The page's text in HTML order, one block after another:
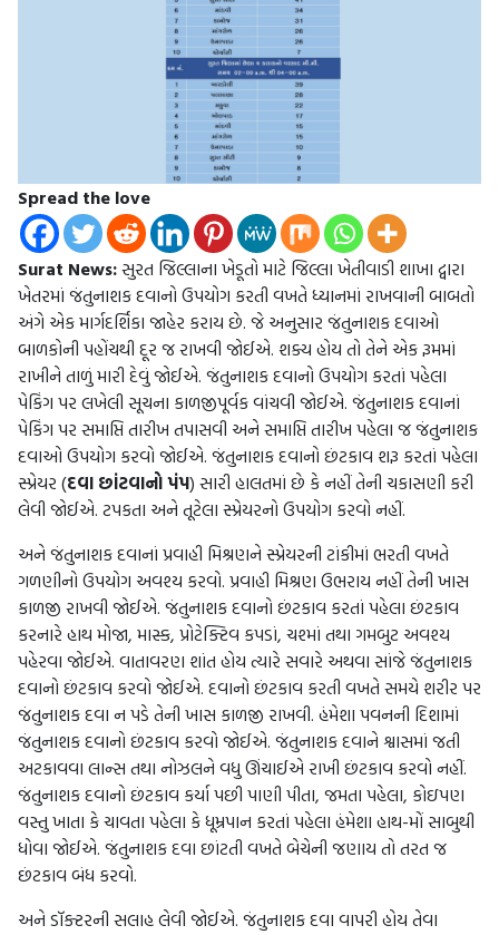
Spread the love
Surat News:સુરત જિલ્લાના ખેડૂતો માટે જિલ્લા ખેતીવાડી શાખા દ્વારા
ખેતરમાં જંતુનાશક દવાનો ઉપયોગ કરતી વખતે ધ્યાનમાં રાખવાની બાબતો
અંગે એક માર્ગદર્શિકા જાહેર કરાય છે. જે અનુસાર જંતુનાશક દવાઓ
બાળકોની પહોંચથી દૂર જ રાખવી જોઈએ. શક્ય હોય તો તેને એક રૂમમાં
રાખીને તાળું મારી દેવું જોઈએ. જંતુનાશક દવાનો ઉપયોગ કરતાં પહેલા
પેકિંગ પર લખેલી સૂચના કાળજીપૂર્વક વાંચવી જોઈએ. જંતુનાશક દવાનાં
પેકિંગ પર સમાપ્તિ તારીખ તપાસવી અને સમાપ્તિ તારીખ પહેલા જ જંતુનાશક
દવાઓ ઉપયોગ કરવો જોઈએ. જંતુનાશક દવાનો છંટકાવ શરૂ કરતાં પહેલા
સ્પ્રેયર (દવા છાંટવાનો પંપ) સારી હાલતમાં છે કે નહીં તેની ચકાસણી કરી
લેવી જોઈએ. ટપકતા અને તૂટેલા સ્પ્રેયરનો ઉપયોગ કરવો નહીં.
અને જંતુનાશક દવાનાં પ્રવાહી મિશ્રણને સ્પ્રેયરની ટાંકીમાં ભરતી વખતે
ગળણીનો ઉપયોગ અવશ્ય કરવો. પ્રવાહી મિશ્રણ ઉભરાય નહીં તેની ખાસ
કાળજી રાખવી જોઈએ. જંતુનાશક દવાનો છંટકાવ કરતાં પહેલા છંટકાવ
કરનારે હાથ મોજા, માસ્ક, પ્રોટેક્ટિવ કપડાં, ચશ્માં તથા ગમબુટ અવશ્ય
પહેરવા જોઈએ. વાતાવરણ શાંત હોય ત્યારે સવારે અથવા સાંજે જંતુનાશક
દવાનો છંટકાવ કરવો જોઈએ. દવાનો છંટકાવ કરતી વખતે સમયે શરીર પર
જંતુનાશક દવા ન પડે તેની ખાસ કાળજી રાખવી. હંમેશા પવનની દિશામાં
જંતુનાશક દવાનો છંટકાવ કરવો જોઈએ. જંતુનાશક દવાને શ્વાસમાં જતી
અટકાવવા લાન્સ તથા નોઝલને વધુ ઊંચાઈએ રાખી છંટકાવ કરવો નહીં.
જંતુનાશક દવાનો છંટકાવ કર્યા પછી પાણી પીતા, જમતા પહેલા, કોઇપણ
વસ્તુ ખાતા કે ચાવતા પહેલા કે ધૂમ્રપાન કરતાં પહેલા હંમેશા હાથ-મોં સાબુથી
ધોવા જોઈએ. જંતુનાશક દવા છાંટતી વખતે બેચેની જણાય તો તરત જ
છંટકાવ બંધ કરવો.
અને ડૉક્ટરની સલાહ લેવી જોઈએ. જંતુનાશક દવા વાપરી હોય તેવા